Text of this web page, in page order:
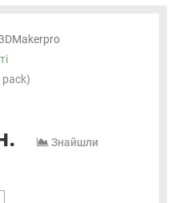
pack)
Знайшли